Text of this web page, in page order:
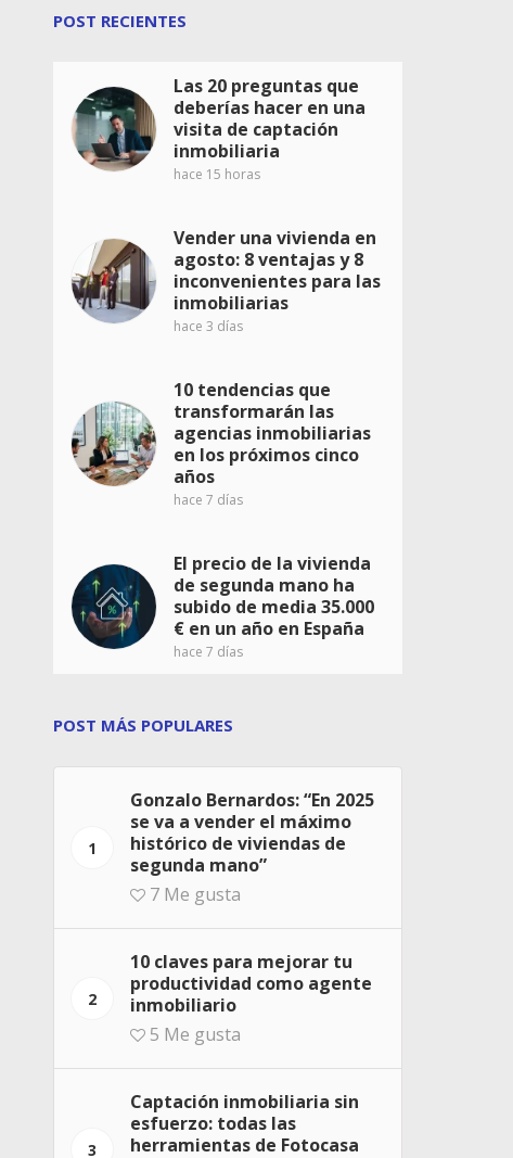
POST RECIENTES
Las 20 preguntas que
deberías hacer en una
visita de captación
inmobiliaria
hace 15 horas
Vender una vivienda en
agosto: 8 ventajas y 8
inconvenientes para las
inmobiliarias
hace 3 días
10 tendencias que
transformarán las
agencias inmobiliarias
en los próximos cinco
años
hace 7 días
El precio de la vivienda
de segunda mano ha
subido de media 35.000
€ en un año en España
hace 7 días
POST MÁS POPULARES
1
Gonzalo Bernardos: “En 2025
se va a vender el máximo
histórico de viviendas de
segunda mano”
7 Me gusta
2
10 claves para mejorar tu
productividad como agente
inmobiliario
5 Me gusta
3
Captación inmobiliaria sin
esfuerzo: todas las
herramientas de Fotocasa